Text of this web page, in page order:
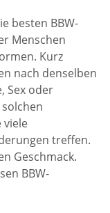
besten BBW-
Menschen
Kurz
nach denselben
Sex oder
viele
treffen.
Geschmack.
BBW-